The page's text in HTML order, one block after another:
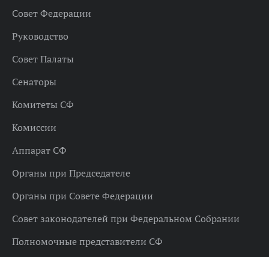
Совет Федерации
Руководство
Совет Палаты
Сенаторы
Комитеты СФ
Комиссии
Аппарат СФ
Органы при Председателе
Органы при Совете Федерации
Совет законодателей при Федеральном Собрании
Полномочные представители СФ